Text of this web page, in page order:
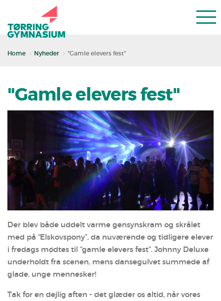
Home Nyheder "Gamle elevers fest"
"Gamle elevers fest"
Der blev både uddelt varme gensynskram og skrålet
med på “Elskovspony”, da nuværende og tidligere elever
i fredags mødtes til “gamle elevers fest”. Johnny Deluxe
underholdt fra scenen, mens dansegulvet summede af
glade, unge mennesker!
Tak for en dejlig aften - det glæder os altid, når vores